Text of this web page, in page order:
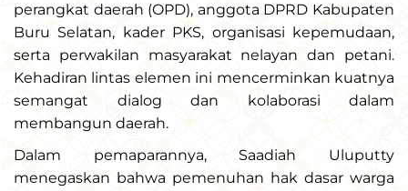
perangkat daerah (OPD), anggota DPRD Kabupaten
Buru Selatan, kader PKS, organisasi kepemudaan,
serta perwakilan masyarakat nelayan dan petani.
Kehadiran lintas elemen ini mencerminkan kuatnya
semangat dialog dan kolaborasi dalam
membangun daerah.
Dalam pemaparannya, Saadiah Uluputty
menegaskan bahwa pemenuhan hak dasar warga